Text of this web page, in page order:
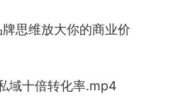
思维放大你的商业价
域十倍转化率.mp4